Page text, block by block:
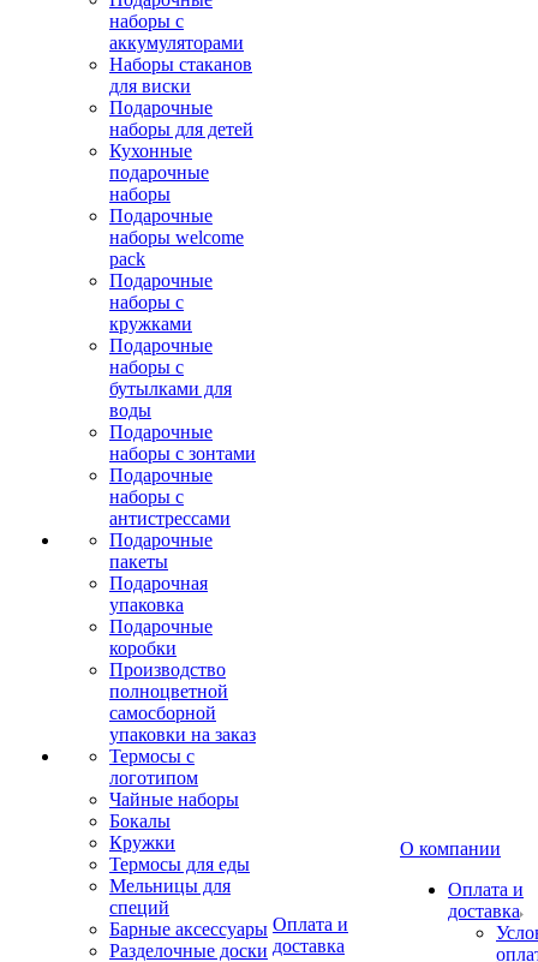
наборы с
аккумуляторами
Наборы стаканов
для виски
Подарочные
наборы для детей
Кухонные
подарочные
наборы
Подарочные
наборы welcome
pack
Подарочные
наборы с
кружками
Подарочные
наборы с
бутылками для
воды
Подарочные
наборы с зонтами
Подарочные
наборы с
антистрессами
Подарочные
пакеты
Подарочная
упаковка
Подарочные
коробки
Производство
полноцветной
самосборной
упаковки на заказ
Термосы с
логотипом
Чайные наборы
Бокалы
Кружки
Термосы для еды
Мельницы для
специй
Барные аксессуары
Разделочные доски
Оплата и
доставка
О компании
Оплата и
доставка